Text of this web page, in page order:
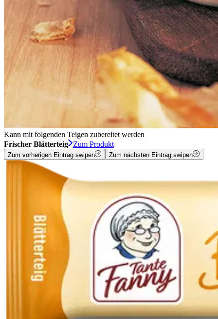
Kann mit folgenden Teigen zubereitet werden
Frischer Blätterteig
Zum Produkt
Zum vorherigen Eintrag swipen Zum nächsten Eintrag swipen